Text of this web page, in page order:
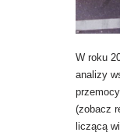
W roku
analizy
(zobacz
liczącą